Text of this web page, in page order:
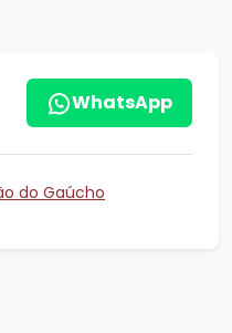
WhatsApp
do Gaúcho